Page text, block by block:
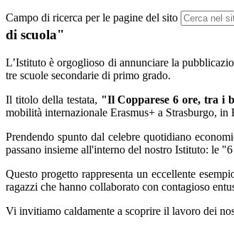
Campo di ricerca per le pagine del sito
di scuola"
L’Istituto è orgoglioso di annunciare la
tre scuole secondarie di primo grado.
Il titolo della testata, "Il Copparese 6 ore, tra i
mobilità internazionale Erasmus+ a Strasburgo, in
Prendendo spunto dal celebre quotidiano
passano insieme all'interno del nostro Istituto: le
Questo progetto rappresenta un eccellente
ragazzi che hanno collaborato con contagioso
Vi invitiamo caldamente a scoprire il lavoro dei